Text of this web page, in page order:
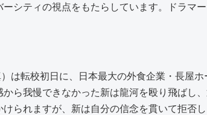
シティの視点をもたらしています。ドラ
は転校初日に、日本最大の外食企業・長屋
ら我慢できなかった新は龍河を殴り飛ば
られますが、新は自分の信念を貫いて拒否し